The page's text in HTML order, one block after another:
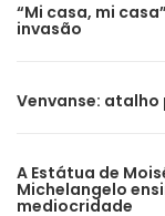
“Mi casa, mi
invasão
Venvanse:
A Estátua de
Michelangelo
mediocridade